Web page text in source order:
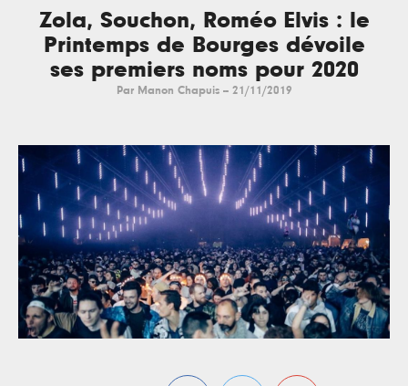
Zola, Souchon, Roméo Elvis : le
Printemps de Bourges dévoile
ses premiers noms pour 2020
Par Manon Chapuis -- 21/11/2019